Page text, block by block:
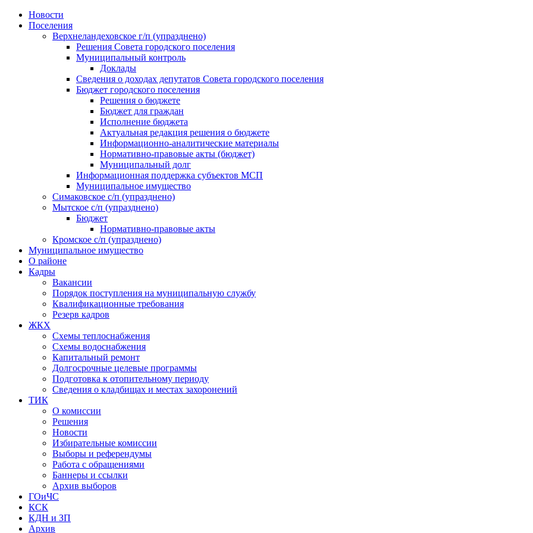
Skip
Новости
Поселения
Верхнеландеховское г/п (упразднено)
Решения Совета городского поселения
Муниципальный контроль
Доклады
Сведения о доходах депутатов Совета городского поселения
Бюджет городского поселения
Решения о бюджете
Бюджет для граждан
Исполнение бюджета
Актуальная редакция решения о бюджете
Информационно-аналитические материалы
Нормативно-правовые акты (бюджет)
Муниципальный долг
Информационная поддержка субъектов МСП
Муниципальное имущество
Симаковское с/п (упразднено)
Мытское с/п (упразднено)
Бюджет
Нормативно-правовые акты
Кромское с/п (упразднено)
Муниципальное имущество
О районе
Кадры
Вакансии
Порядок поступления на муниципальную службу
Квалификационные требования
Резерв кадров
ЖКХ
Схемы теплоснабжения
Схемы водоснабжения
Капитальный ремонт
Долгосрочные целевые программы
Подготовка к отопительному периоду
Сведения о кладбищах и местах захоронений
ТИК
О комиссии
Решения
Новости
Избирательные комиссии
Выборы и референдумы
Работа с обращениями
Баннеры и ссылки
Архив выборов
ГОиЧС
КСК
КДН и ЗП
Архив